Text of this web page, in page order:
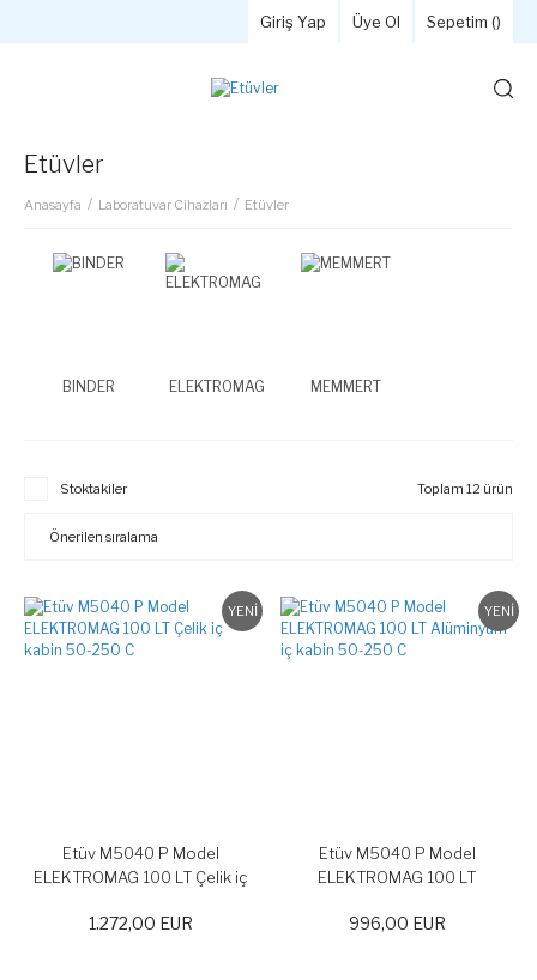
Giriş Yap Üye Ol Sepetim ()
Etüvler
Anasayfa Laboratuvar Cihazları Etüvler
BINDER ELEKTROMAG MEMMERT
Stoktakiler Toplam 12 ürün
YENİ
Etüv M5040 P Model
ELEKTROMAG 100 LT Çelik iç
1.272,00 EUR
YENİ
Etüv M5040 P Model
ELEKTROMAG 100 LT
996,00 EUR